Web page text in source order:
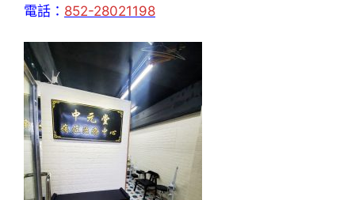
電話： 852-28021198